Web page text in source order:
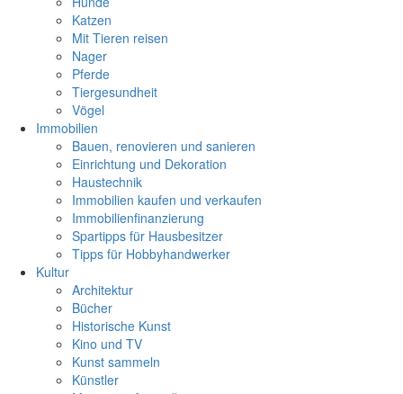
Katzen
Mit Tieren reisen
Nager
Pferde
Tiergesundheit
Vögel
Immobilien
Bauen, renovieren und sanieren
Einrichtung und Dekoration
Haustechnik
Immobilien kaufen und verkaufen
Immobilienfinanzierung
Spartipps für Hausbesitzer
Tipps für Hobbyhandwerker
Kultur
Architektur
Bücher
Historische Kunst
Kino und TV
Kunst sammeln
Künstler